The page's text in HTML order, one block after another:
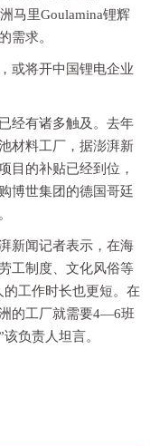
马里Goulamina锂辉
需求。
或将开中国锂电企业
经有诸多触及。去年
材料工厂，据澎湃新
目的补贴已经到位，
博世集团的德国哥廷
新闻记者表示，在海
工制度、文化风俗等
工作时长也更短。在
的工厂就需要4—6班
负责人坦言。